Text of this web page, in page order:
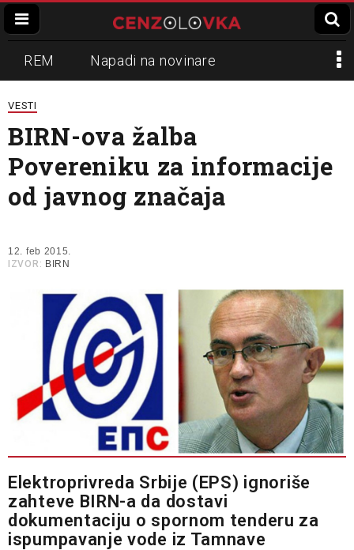
REM Napadi na novinare
Zvučni top
Propaganda Lokalni mediji
Informer Slavko Ćuruvija
VESTI
BIRN-ova žalba
Povereniku za informacije
od javnog značaja
12. feb 2015.
IZVOR: BIRN
Elektroprivreda Srbije (EPS) ignoriše
zahteve BIRN-a da dostavi
dokumentaciju o spornom tenderu za
ispumpavanje vode iz Tamnave